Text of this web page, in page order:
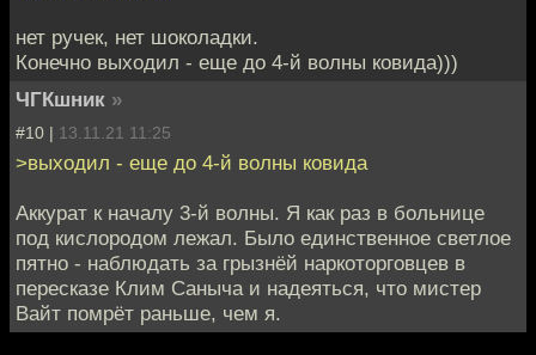
нет ручек, нет шоколадки.
Конечно выходил - еще до 4-й волны ковида)))
ЧГКшник »
#10 | 13.11.21 11:25
>выходил - еще до 4-й волны ковида
Аккурат к началу 3-й волны. Я как раз в больнице
под кислородом лежал. Было единственное светлое
пятно - наблюдать за грызнёй наркоторговцев в
пересказе Клим Саныча и надеяться, что мистер
Вайт помрёт раньше, чем я.